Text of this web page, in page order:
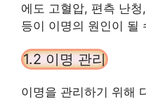
에도 고혈압, 편측 난
등이 이명의 원인이 될
1.2 이명 관리
이명을 관리하기 위해